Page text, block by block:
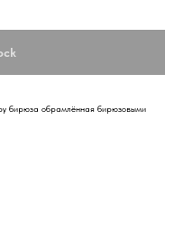
бирюза обрамлённая бирюзовыми